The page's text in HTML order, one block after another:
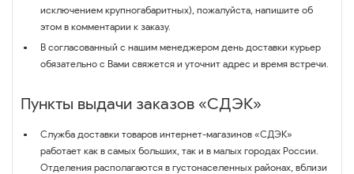
исключением крупногабаритных), пожалуйста, напишите об
этом в комментарии к заказу.
В согласованный с нашим менеджером день доставки курьер
обязательно с Вами свяжется и уточнит адрес и время встречи.
Пункты выдачи заказов «СДЭК»
Служба доставки товаров интернет-магазинов «СДЭК»
работает как в самых больших, так и в малых городах России.
Отделения располагаются в густонаселенных районах, вблизи